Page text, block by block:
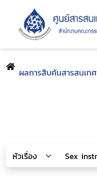
ผลการสืบค้นสารสนเทศ